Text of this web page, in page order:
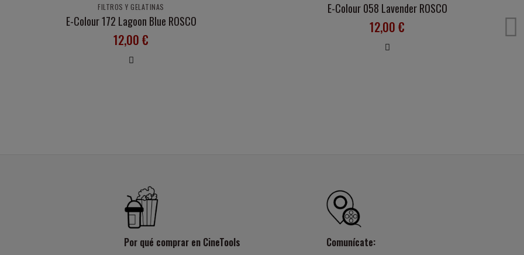
FILTROS Y GELATINAS
E-Colour 172 Lagoon Blue ROSCO
12,00 €
E-Colour 058 Lavender ROSCO
12,00 €
Por qué comprar en CineTools Comunícate: